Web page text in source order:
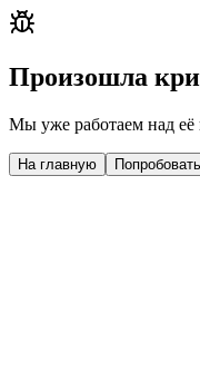
Произошла
Мы уже работаем над её
На главную